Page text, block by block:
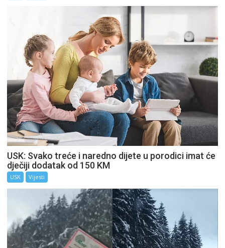
USK: Svako treće i naredno dijete u porodici imat će
dječiji dodatak od 150 KM
USK Vijesti